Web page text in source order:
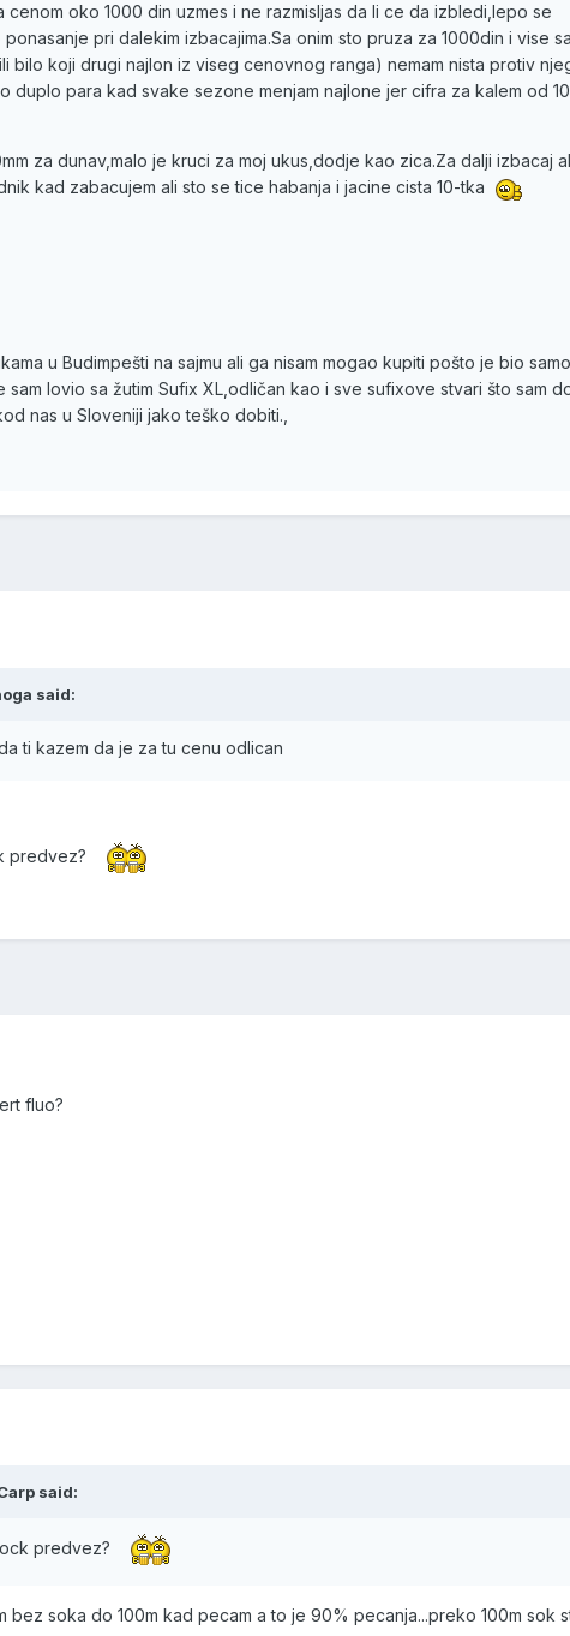
cenom oko 1000 din uzmes i ne razmisljas da li ce da izbledi,lepo se
pri dalekim izbacajima.Sa onim sto pruza za 1000din i vise
bilo koji drugi najlon iz viseg cenovnog ranga) nemam nista protiv
duplo para kad svake sezone menjam najlone jer cifra za kalem od
za dunav,malo je kruci za moj ukus,dodje kao zica.Za dalji izbacaj
kad zabacujem ali sto se tice habanja i jacine cista 10-tka
u Budimpešti na sajmu ali ga nisam mogao kupiti pošto je bio
lovio sa žutim Sufix XL,odličan kao i sve sufixove stvari što sam
nas u Sloveniji jako teško dobiti.,
said:
ti kazem da je za tu cenu odlican
predvez?
fluo?
said:
predvez?
bez soka do 100m kad pecam a to je 90% pecanja...preko 100m sok